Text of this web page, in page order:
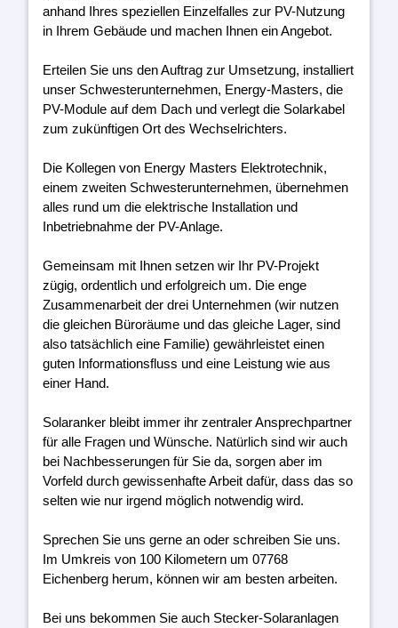
anhand Ihres speziellen Einzelfalles zur PV-Nutzung
in Ihrem Gebäude und machen Ihnen ein Angebot.
Erteilen Sie uns den Auftrag zur Umsetzung, installiert
unser Schwesterunternehmen, Energy-Masters, die
PV-Module auf dem Dach und verlegt die Solarkabel
zum zukünftigen Ort des Wechselrichters.
Die Kollegen von Energy Masters Elektrotechnik,
einem zweiten Schwesterunternehmen, übernehmen
alles rund um die elektrische Installation und
Inbetriebnahme der PV-Anlage.
Gemeinsam mit Ihnen setzen wir Ihr PV-Projekt
zügig, ordentlich und erfolgreich um. Die enge
Zusammenarbeit der drei Unternehmen (wir nutzen
die gleichen Büroräume und das gleiche Lager, sind
also tatsächlich eine Familie) gewährleistet einen
guten Informationsfluss und eine Leistung wie aus
einer Hand.
Solaranker bleibt immer ihr zentraler Ansprechpartner
für alle Fragen und Wünsche. Natürlich sind wir auch
bei Nachbesserungen für Sie da, sorgen aber im
Vorfeld durch gewissenhafte Arbeit dafür, dass das so
selten wie nur irgend möglich notwendig wird.
Sprechen Sie uns gerne an oder schreiben Sie uns.
Im Umkreis von 100 Kilometern um 07768
Eichenberg herum, können wir am besten arbeiten.
Bei uns bekommen Sie auch Stecker-Solaranlagen